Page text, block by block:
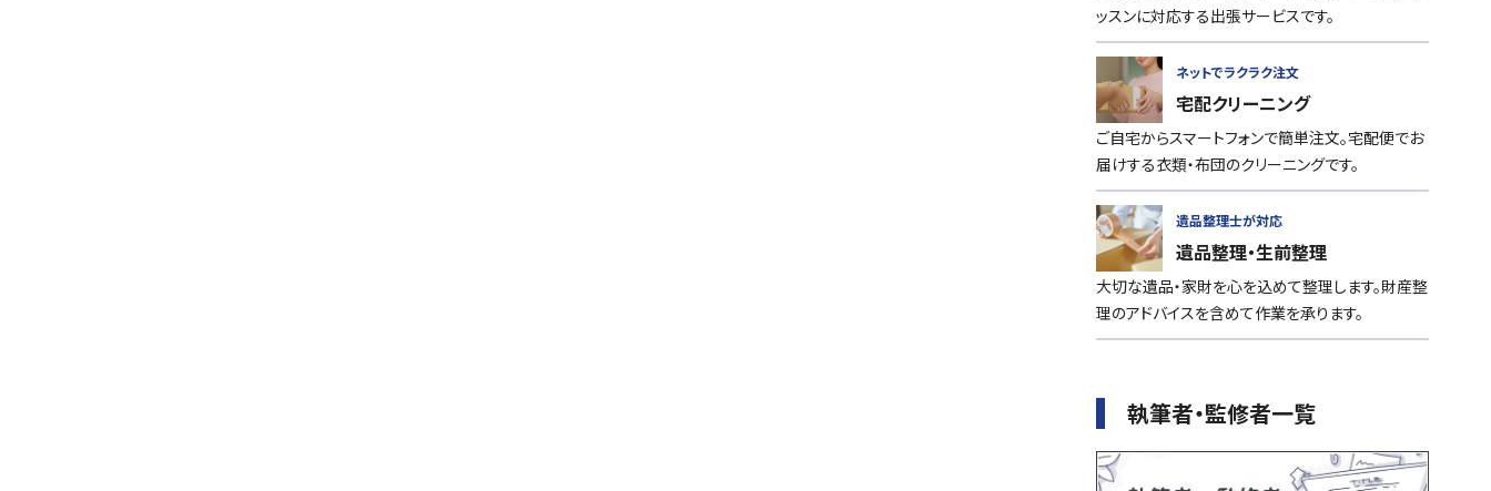
ッスンに対応する出張サービスです。
ご自宅からスマートフォンで簡単注文。宅配便でお
届けする衣類・布団のクリーニングです。
ネットでラクラク注文
宅配クリーニング
大切な遺品・家財を心を込めて整理します。財産整
理のアドバイスを含めて作業を承ります。
遺品整理士が対応
遺品整理・生前整理
執筆者・監修者一覧